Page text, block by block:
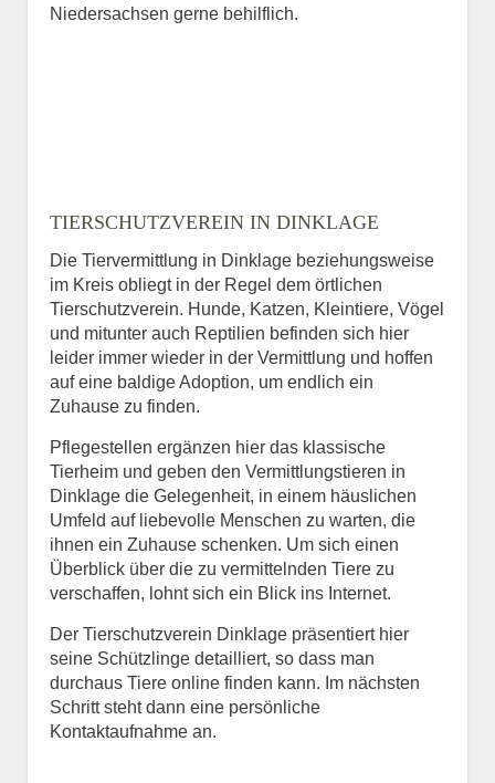
Niedersachsen gerne behilflich.
TIERSCHUTZVEREIN IN DINKLAGE
Die Tiervermittlung in Dinklage beziehungsweise
im Kreis obliegt in der Regel dem örtlichen
Tierschutzverein. Hunde, Katzen, Kleintiere, Vögel
und mitunter auch Reptilien befinden sich hier
leider immer wieder in der Vermittlung und hoffen
auf eine baldige Adoption, um endlich ein
Zuhause zu finden.
Pflegestellen ergänzen hier das klassische
Tierheim und geben den Vermittlungstieren in
Dinklage die Gelegenheit, in einem häuslichen
Umfeld auf liebevolle Menschen zu warten, die
ihnen ein Zuhause schenken. Um sich einen
Überblick über die zu vermittelnden Tiere zu
verschaffen, lohnt sich ein Blick ins Internet.
Der Tierschutzverein Dinklage präsentiert hier
seine Schützlinge detailliert, so dass man
durchaus Tiere online finden kann. Im nächsten
Schritt steht dann eine persönliche
Kontaktaufnahme an.